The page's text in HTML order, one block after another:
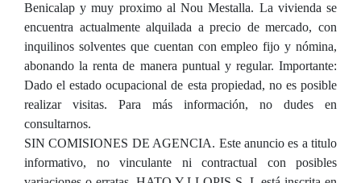
Benicalap y muy proximo al Nou Mestalla. La vivienda se
encuentra actualmente alquilada a precio de mercado, con
inquilinos solventes que cuentan con empleo fijo y nómina,
abonando la renta de manera puntual y regular. Importante:
Dado el estado ocupacional de esta propiedad, no es posible
realizar visitas. Para más información, no dudes en
consultarnos.
SIN COMISIONES DE AGENCIA. Este anuncio es a titulo
informativo, no vinculante ni contractual con posibles